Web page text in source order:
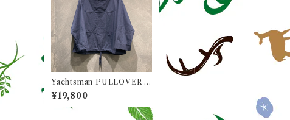
Yachtsman PULLOVER S
HIRTS (ヨットマン プルオ
ーバー シャツ) / Col. Navy
(ネイビー)
¥19,800